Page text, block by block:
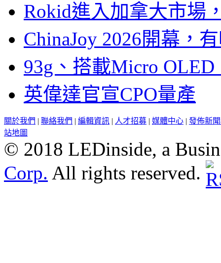
Rokid進入加拿大市場
ChinaJoy 2026開幕，
93g、搭載Micro
英偉達官宣CPO量產
關於我們 | 聯絡我們 | 編輯資訊 | 人才招募 | 媒體中心 | 發佈新
站地圖
© 2018 LEDinside, a
Corp. All rights reserved.